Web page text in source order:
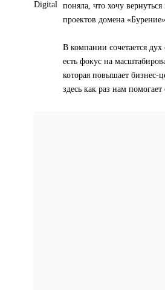
поняла, что хочу
проектов домена «Бурение».
В компании сочетается
есть фокус на
которая повышает бизнес-
здесь как раз нам